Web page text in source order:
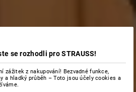
se rozhodli pro STRAUSS!
zážitek z nakupování! Bezvadné funkce,
a hladký průběh – Toto jsou účely cookies a